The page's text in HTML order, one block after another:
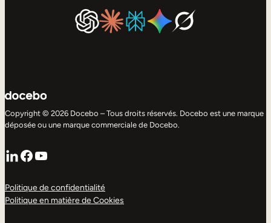
Copyright © 2026 Docebo – Tous droits réservés. Docebo est une marque
déposée ou une marque commerciale de Docebo.
LinkedIn
Facebook
YouTube
Politique de confidentialité
Politique en matière de Cookies